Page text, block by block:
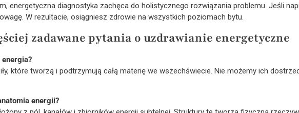
energetyczna diagnostyka zachęca do holistycznego rozwiązania problemu. Jeśli
W rezultacie, osiągniesz zdrowie na wszystkich poziomach bytu.
zadawane pytania o uzdrawianie energetyczne
które tworzą i podtrzymują całą materię we wszechświecie. Nie możemy ich
energii?